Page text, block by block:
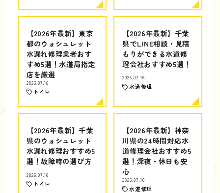
【2026年最新】東京
都のウォシュレット
水漏れ修理業者おす
すめ5選！水道局指定
店を厳選
2026.07.16
トイレ
【2026年最新】千葉
県でLINE相談・見積
もりができる水道修
理会社おすすめ5選！
2026.07.16
水道修理
【2026年最新】千葉
県のウォシュレット
水漏れ修理おすすめ5
選！故障時の選び方
2026.07.16
トイレ
【2026年最新】神奈
川県の24時間対応水
道修理会社おすすめ5
選！深夜・休日も安
心
2026.07.16
水道修理